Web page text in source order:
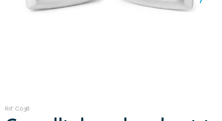
Rif: C038